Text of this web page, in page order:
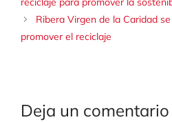
Ribera Virgen de la Caridad
promover el reciclaje
Deja un comentario